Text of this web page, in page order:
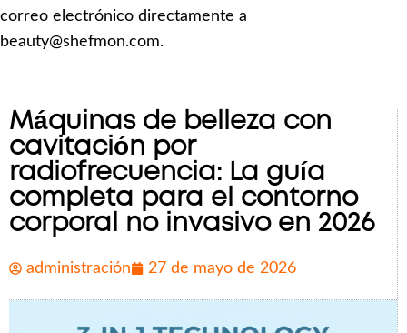
correo electrónico directamente a
beauty@shefmon.com.
Máquinas de belleza con
cavitación por
radiofrecuencia: La guía
completa para el contorno
corporal no invasivo en 2026
administración 27 de mayo de 2026